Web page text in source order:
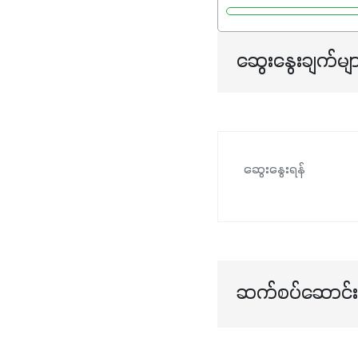
ဆွေးနွေးချက်မျ
ဆွေးနွေးရန်
ဆက်စပ်ဆောင်းပ